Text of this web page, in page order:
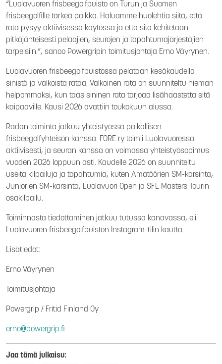
“Luolavuoren frisbeegolfpuisto on Turun ja Suomen
frisbeegolfille tärkeä paikka. Haluamme huolehtia siitä, että
rata pysyy aktiivisessa käytössä ja että sitä kehitetään
pitkäjänteisesti pelaajien, seurojen ja tapahtumajärjestäjien
tarpeisiin.”, sanoo Powergripin toimitusjohtaja Erno Väyrynen.
Luolavuoren frisbeegolfpuistossa pelataan kesäkaudella
sinistä ja valkoista rataa. Valkoinen rata on suunniteltu hieman
helpommaksi, kun taas sininen rata tarjoaa lisähaastetta sitä
kaipaaville. Kausi 2026 avattiin toukokuun alussa.
Radan toiminta jatkuu yhteistyössä paikallisen
frisbeegolfyhteisön kanssa. FORE ry toimii Luolavuoressa
aktiivisesti, ja seuran kanssa on voimassa yhteistyösopimus
vuoden 2026 loppuun asti. Kaudelle 2026 on suunniteltu
useita kilpailuja ja tapahtumia, kuten Amatöörien SM-karsinta,
Juniorien SM-karsinta, Luolavuori Open ja SFL Masters Tourin
osakilpailu.
Toiminnasta tiedottaminen jatkuu tutussa kanavassa, eli
Luolavuoren frisbeegolfpuiston Instagram-tilin kautta.
Lisätiedot:
Erno Väyrynen
Toimitusjohtaja
Powergrip / Fritid Finland Oy
erno@powergrip.fi
Jaa tämä julkaisu: